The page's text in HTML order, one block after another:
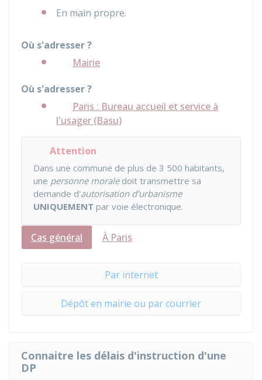
En main propre.
Où s'adresser ?
Mairie
Où s'adresser ?
Paris : Bureau accueil et service à
l'usager (Basu)
Attention
Dans une commune de plus de 3 500 habitants,
une personne moraledoit transmettre sa
demande d'autorisation d'urbanisme
UNIQUEMENT par voie électronique.
Cas général À Paris
Par internet
Dépôt en mairie ou par courrier
Connaitre les délais d'instruction d'une
DP